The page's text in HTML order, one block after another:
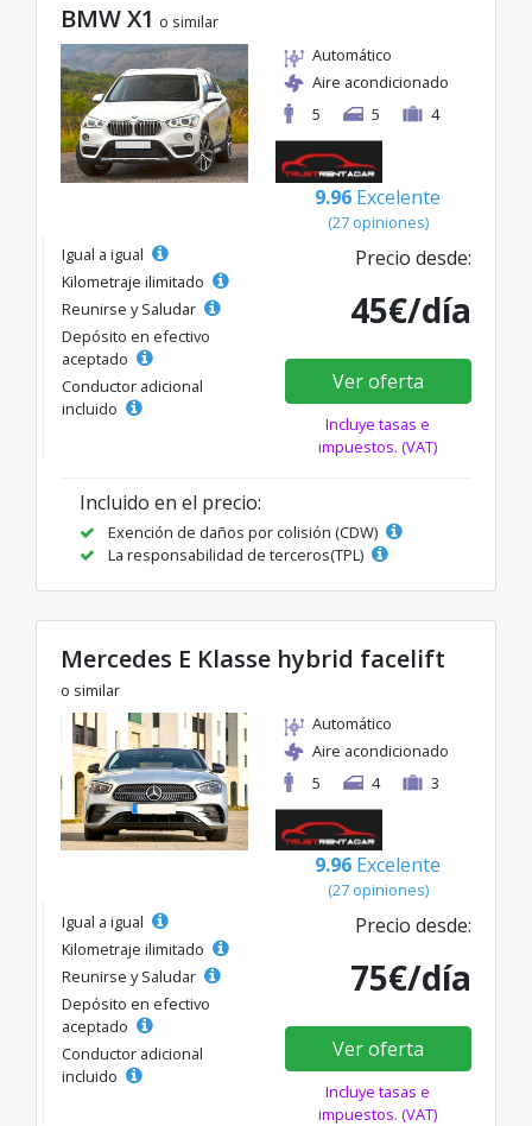
BMW X1 o similar
Automático
Aire acondicionado
5
5 4
9.96 Excelente
(27 opiniones)
Igual a igual
Kilometraje ilimitado
Reunirse y Saludar
Depósito en efectivo
aceptado
Conductor adicional
incluido
Precio desde:
45€/día
Ver oferta
Incluye tasas e
impuestos. (VAT)
Incluido en el precio:
Exención de daños por colisión (CDW)
La responsabilidad de terceros(TPL)
Mercedes E Klasse hybrid facelift
o similar
Automático
Aire acondicionado
5
4 3
9.96 Excelente
(27 opiniones)
Igual a igual
Kilometraje ilimitado
Reunirse y Saludar
Depósito en efectivo
aceptado
Conductor adicional
incluido
Precio desde:
75€/día
Ver oferta
Incluye tasas e
impuestos. (VAT)